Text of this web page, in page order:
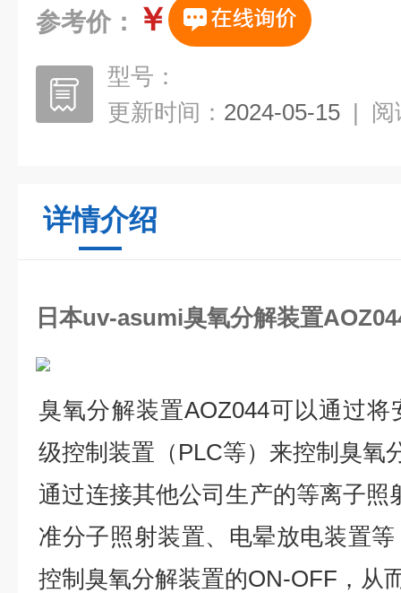
参考价： ￥
型号：
更新时间： 2024-05-15 | 阅
详情介绍
日本uv-asumi臭氧分解装置
臭氧分解装置AOZ044可以通过
级控制装置（PLC等）来控制臭氧
通过连接其他公司生产的等离子照
准分子照射装置、电晕放电装置
控制臭氧分解装置的ON-OFF，从